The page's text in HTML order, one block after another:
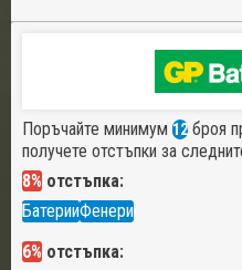
Поръчайте минимум 12 броя
получете отстъпки за
8% отстъпка:
БатерииФенери
6% отстъпка: